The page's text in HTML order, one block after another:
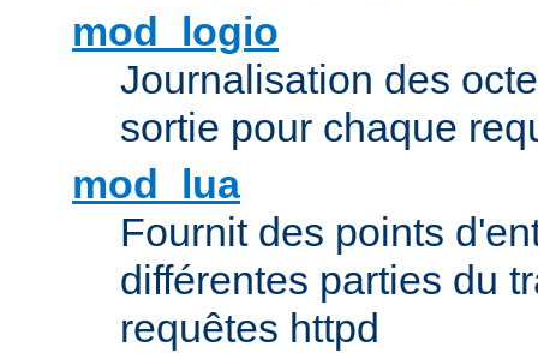
mod_logio
Journalisation des
sortie pour chaque
mod_lua
Fournit des points
différentes parties du
requêtes httpd